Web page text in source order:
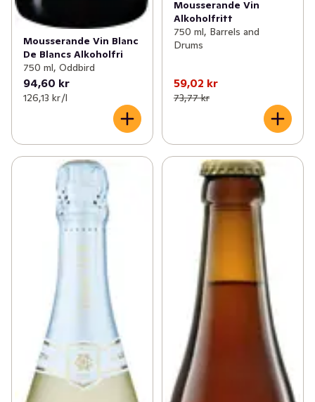
Mousserande Vin Blanc
De Blancs Alkoholfri
750 ml, Oddbird
94,60 kr
126,13 kr /l
Mousserande Vin
Alkoholfritt
750 ml, Barrels and
Drums
59,02 kr
73,77 kr